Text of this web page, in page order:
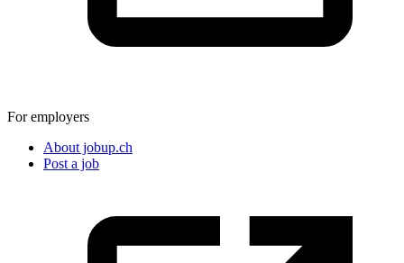
For employers
About jobup.ch
Post a job